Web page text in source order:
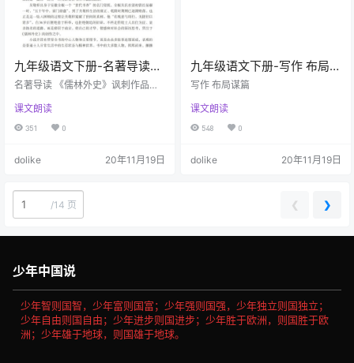
九年级语文下册-名著导读
《儒林外史》讽刺作品的阅
名著导读 《儒林外史》讽刺作品的
课文朗读
351 0
dolike 20年11月19日
九年级语文下册-写作 布局谋
篇(P62-P63)
写作 布局谋篇
课文朗读
548 0
dolike 20年11月19日
/14 页 ❮ ❯
少年中国说
少年智则国智，少年富则国富；少年强则国强，少年独立则国独立；
少年自由则国自由；少年进步则国进步；少年胜于欧洲，则国胜于欧
洲；少年雄于地球，则国雄于地球。